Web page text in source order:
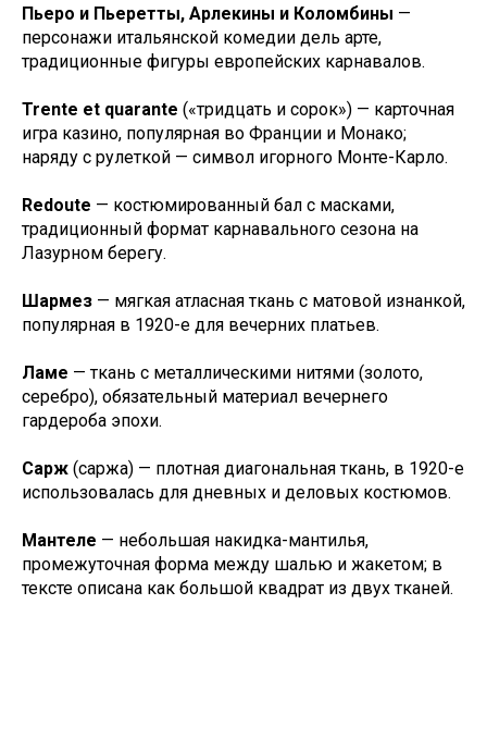
Пьеро и Пьеретты, Арлекины и Коломбины —
персонажи итальянской комедии дель арте,
традиционные фигуры европейских карнавалов.
Trente et quarante («тридцать и сорок») — карточная
игра казино, популярная во Франции и Монако;
наряду с рулеткой — символ игорного Монте-Карло.
Redoute — костюмированный бал с масками,
традиционный формат карнавального сезона на
Лазурном берегу.
Шармез — мягкая атласная ткань с матовой изнанкой,
популярная в 1920-е для вечерних платьев.
Ламе — ткань с металлическими нитями (золото,
серебро), обязательный материал вечернего
гардероба эпохи.
Сарж (саржа) — плотная диагональная ткань, в 1920-е
использовалась для дневных и деловых костюмов.
Мантеле — небольшая накидка-мантилья,
промежуточная форма между шалью и жакетом; в
тексте описана как большой квадрат из двух тканей.